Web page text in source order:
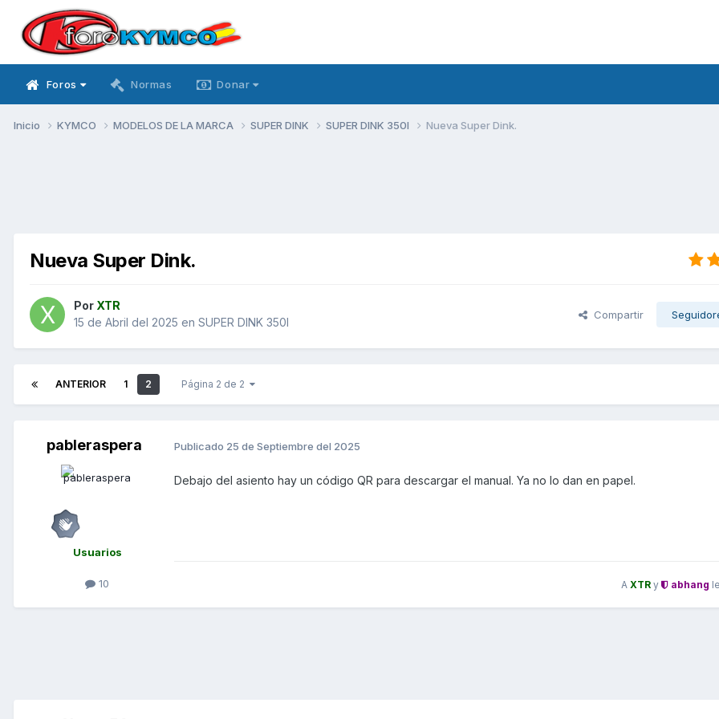
Foros Normas Donar
Inicio KYMCO MODELOS DE LA MARCA SUPER DINK SUPER DINK 350I Nueva Super Dink.
Nueva Super Dink.
Por XTR
15 de Abril del 2025 en SUPER DINK 350I
Compartir
ANTERIOR 1 2 Página 2 de 2
pableraspera
Usuarios
10
Publicado 25 de Septiembre del 2025
Debajo del asiento hay un código QR para descargar el manual. Ya no lo dan en papel.
A XTR y abhang